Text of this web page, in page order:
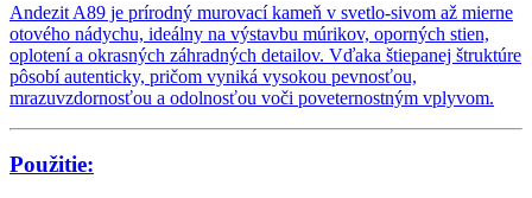
Andezit A89 je prírodný murovací kameň v svetlo-sivom až mierne
oto­vého nádychu, ideálny na výstavbu múrikov, oporných stien,
oplotení a okrasných záhradných detailov. Vďaka štiepanej štruktúre
pôsobí autenticky, pričom vyniká vysokou pevnosťou,
mrazuvzdornosťou a odolnosťou voči poveternostným vplyvom.
Použitie: